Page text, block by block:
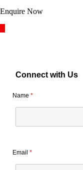
Enquire Now
Connect with Us
Name *
Email *